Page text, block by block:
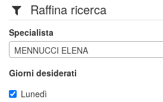
Raffina ricerca
Specialista
MENNUCCI ELENA
Giorni desiderati
Lunedì